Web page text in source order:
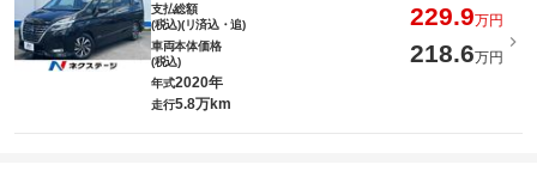
支払総額
(税込)(リ済込・追)
229.9万円
車両本体価格
(税込)
218.6万円
年式2020年
走行5.8万km